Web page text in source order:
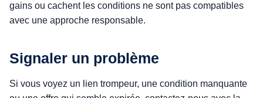
gains ou cachent les conditions ne sont pas compatibles
avec une approche responsable.
Signaler un problème
Si vous voyez un lien trompeur, une condition manquante